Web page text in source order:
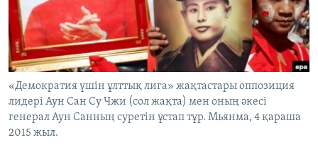
ЖАЗЫЛЫҢЫЗ
Басқа тілдерде
«Демократия үшін ұлттық лига» жақтастары оппозиция
лидері Аун Сан Су Чжи (сол жақта) мен оның әкесі
генерал Аун Санның суретін ұстап тұр. Мьянма, 4 қараша
2015 жыл.